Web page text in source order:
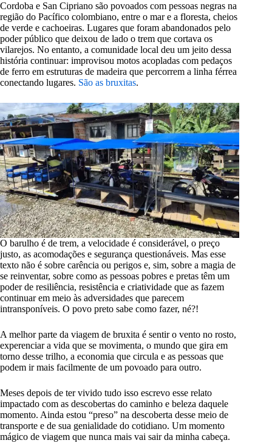
Cordoba e San Cipriano são povoados com pessoas negras na
região do Pacífico colombiano, entre o mar e a floresta, cheios
de verde e cachoeiras. Lugares que foram abandonados pelo
poder público que deixou de lado o trem que cortava os
vilarejos. No entanto, a comunidade local deu um jeito dessa
história continuar: improvisou motos acopladas com pedaços
de ferro em estruturas de madeira que percorrem a linha férrea
conectando lugares. São as bruxitas.
O barulho é de trem, a velocidade é considerável, o preço
justo, as acomodações e segurança questionáveis. Mas esse
texto não é sobre carência ou perigos e, sim, sobre a magia de
se reinventar, sobre como as pessoas pobres e pretas têm um
poder de resiliência, resistência e criatividade que as fazem
continuar em meio às adversidades que parecem
intransponíveis. O povo preto sabe como fazer, né?!
A melhor parte da viagem de bruxita é sentir o vento no rosto,
experenciar a vida que se movimenta, o mundo que gira em
torno desse trilho, a economia que circula e as pessoas que
podem ir mais facilmente de um povoado para outro.
Meses depois de ter vivido tudo isso escrevo esse relato
impactado com as descobertas do caminho e beleza daquele
momento. Ainda estou “preso” na descoberta desse meio de
transporte e de sua genialidade do cotidiano. Um momento
mágico de viagem que nunca mais vai sair da minha cabeça.